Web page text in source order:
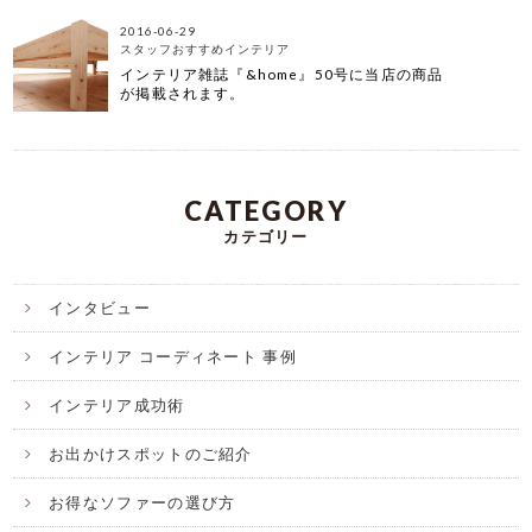
2016-06-29
スタッフおすすめインテリア
インテリア雑誌『&home』50号に当店の商品
が掲載されます。
CATEGORY
カテゴリー
インタビュー
インテリア コーディネート 事例
インテリア成功術
お出かけスポットのご紹介
お得なソファーの選び方